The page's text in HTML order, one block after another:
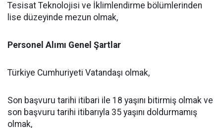
Tesisat Teknolojisi ve İklimlendirme bölümlerinden
lise düzeyinde mezun olmak,
Personel Alımı Genel Şartlar
Türkiye Cumhuriyeti Vatandaşı olmak,
Son başvuru tarihi itibari ile 18 yaşını bitirmiş olmak ve
son başvuru tarihi itibarıyla 35 yaşını doldurmamış
olmak,